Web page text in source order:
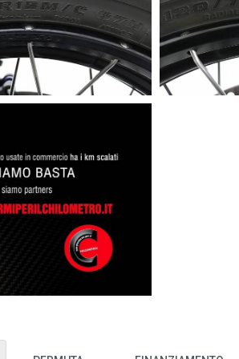
4819190 per prenotare un
Orta Nova, Corso Aldo Moro, 118.